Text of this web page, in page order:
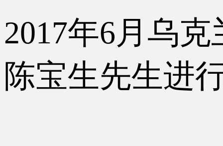
2017年6月乌
陈宝生先生进